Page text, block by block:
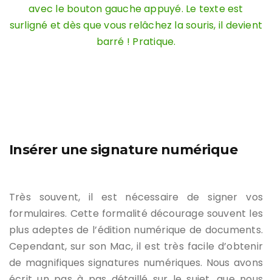
avec le bouton gauche appuyé. Le texte est
surligné et dès que vous relâchez la souris, il devient
barré ! Pratique.
Insérer une signature numérique
Très souvent, il est nécessaire de signer vos
formulaires. Cette formalité décourage souvent les
plus adeptes de l’édition numérique de documents.
Cependant, sur son Mac, il est très facile d’obtenir
de magnifiques signatures numériques. Nous avons